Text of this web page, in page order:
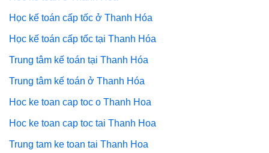
Học kế toán cấp tốc ở Thanh Hóa
Học kế toán cấp tốc tại Thanh Hóa
Trung tâm kế toán tại Thanh Hóa
Trung tâm kế toán ở Thanh Hóa
Hoc ke toan cap toc o Thanh Hoa
Hoc ke toan cap toc tai Thanh Hoa
Trung tam ke toan tai Thanh Hoa